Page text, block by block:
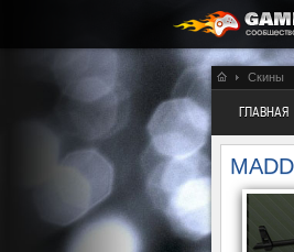
Скины
ГЛАВНАЯ